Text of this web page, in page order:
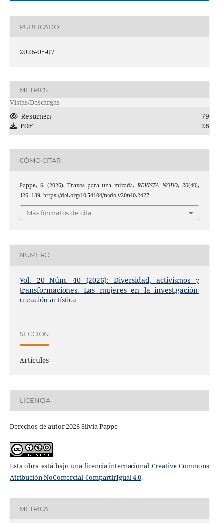
PUBLICADO
2026-05-07
METRICS
Vistas/Descargas
Resumen
79
PDF
26
CÓMO CITAR
Pappe, S. (2026). Trazos para una mirada.REVISTA NODO,20(40),
126–139. https://doi.org/10.54104/nodo.v20n40.2427
Más formatos de cita
NÚMERO
Vol. 20 Núm. 40 (2026): Diversidad, activismos y
transformaciones. Las mujeres en la investigación-
creación artística
SECCIÓN
Artículos
LICENCIA
Derechos de autor 2026 Silvia Pappe
Esta obra está bajo una licencia internacional Creative Commons
Atribución-NoComercial-CompartirIgual 4.0.
MÉTRICA